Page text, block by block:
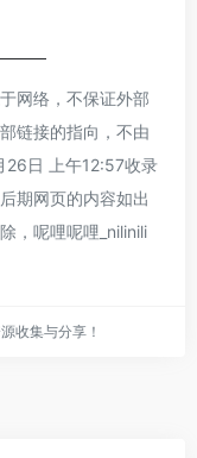
网络，不保证外部
链接的指向，不由
26日 上午12:57收录
期网页的内容如出
，呢哩呢哩_nilinili
收集与分享！